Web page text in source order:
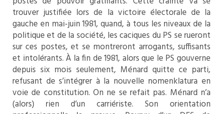
trouver justifiée lors de la victoire électorale de la
gauche en mai-juin 1981, quand, à tous les niveaux de la
politique et de la société, les caciques du PS se rueront
sur ces postes, et se montreront arrogants, suffisants
et intolérants. À la fin de 1981, alors que le PS gouverne
depuis six mois seulement, Ménard quitte ce parti,
refusant de s’intégrer à la nouvelle nomenklatura en
voie de constitution. On ne se refait pas. Ménard n’a
(alors) rien d’un carriériste. Son orientation